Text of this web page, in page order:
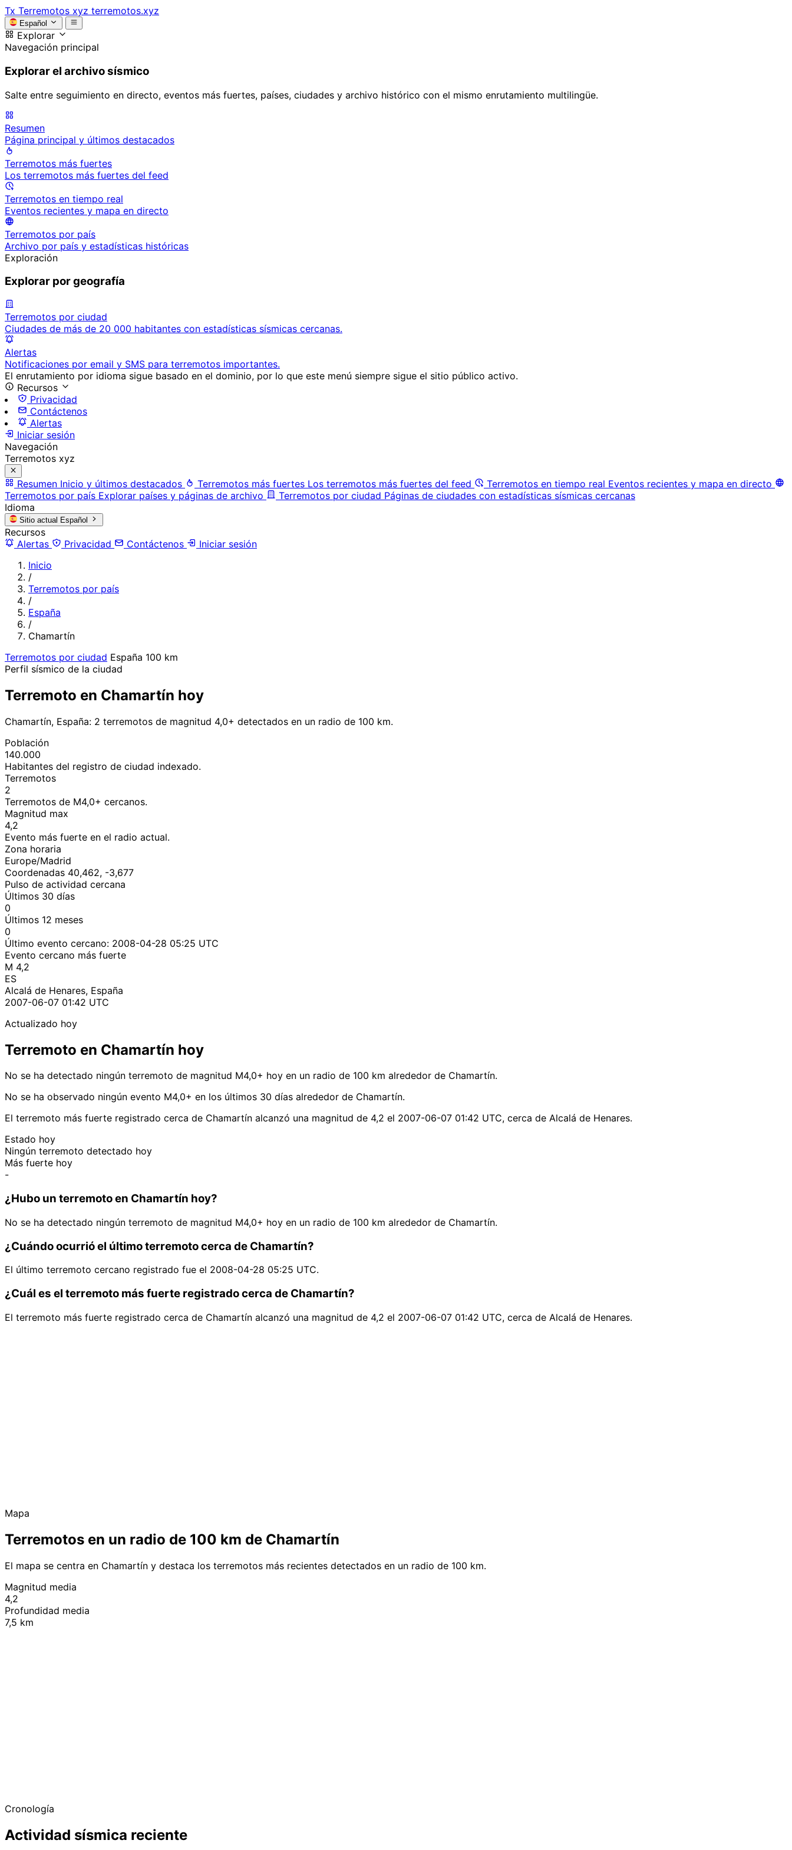
Tx Terremotos xyz terremotos.xyz
Español
Explorar
Navegación principal
Explorar el archivo sísmico
Salte entre seguimiento en directo, eventos más fuertes, países, ciudades y archivo histórico con el mismo enrutamiento multilingüe.
Resumen
Página principal y últimos destacados
Terremotos más fuertes
Los terremotos más fuertes del feed
Terremotos en tiempo real
Eventos recientes y mapa en directo
Terremotos por país
Archivo por país y estadísticas históricas
Exploración
Explorar por geografía
Terremotos por ciudad
Ciudades de más de 20 000 habitantes con estadísticas sísmicas cercanas.
Alertas
Notificaciones por email y SMS para terremotos importantes.
El enrutamiento por idioma sigue basado en el dominio, por lo que este menú siempre sigue el sitio público activo.
Recursos
Privacidad
Contáctenos
Alertas
Iniciar sesión
Navegación
Terremotos xyz
Resumen Inicio y últimos destacados Terremotos más fuertes Los terremotos más fuertes del feed Terremotos en tiempo real Eventos recientes y mapa en directo
Terremotos por país Explorar países y páginas de archivo Terremotos por ciudad Páginas de ciudades con estadísticas sísmicas cercanas
Idioma
Sitio actual Español
Recursos
Alertas
Privacidad Contáctenos
Iniciar sesión
Inicio
/
Terremotos por país
/
España
/
Chamartín
Terremotos por ciudad España 100 km
Perfil sísmico de la ciudad
Terremoto en Chamartín hoy
Chamartín, España: 2 terremotos de magnitud 4,0+ detectados en un radio de 100 km.
Población
140.000
Habitantes del registro de ciudad indexado.
Terremotos
2
Terremotos de M4,0+ cercanos.
Magnitud max
4,2
Evento más fuerte en el radio actual.
Zona horaria
Europe/Madrid
Coordenadas 40,462, -3,677
Pulso de actividad cercana
Últimos 30 días
0
Últimos 12 meses
0
Último evento cercano: 2008-04-28 05:25 UTC
Evento cercano más fuerte
M 4,2
ES
Alcalá de Henares, España
2007-06-07 01:42 UTC
Actualizado hoy
Terremoto en Chamartín hoy
No se ha detectado ningún terremoto de magnitud M4,0+ hoy en un radio de 100 km alrededor de Chamartín.
No se ha observado ningún evento M4,0+ en los últimos 30 días alrededor de Chamartín.
El terremoto más fuerte registrado cerca de Chamartín alcanzó una magnitud de 4,2 el 2007-06-07 01:42 UTC, cerca de Alcalá de Henares.
Estado hoy
Ningún terremoto detectado hoy
Más fuerte hoy
-
¿Hubo un terremoto en Chamartín hoy?
No se ha detectado ningún terremoto de magnitud M4,0+ hoy en un radio de 100 km alrededor de Chamartín.
¿Cuándo ocurrió el último terremoto cerca de Chamartín?
El último terremoto cercano registrado fue el 2008-04-28 05:25 UTC.
¿Cuál es el terremoto más fuerte registrado cerca de Chamartín?
El terremoto más fuerte registrado cerca de Chamartín alcanzó una magnitud de 4,2 el 2007-06-07 01:42 UTC, cerca de Alcalá de Henares.
Mapa
Terremotos en un radio de 100 km de Chamartín
El mapa se centra en Chamartín y destaca los terremotos más recientes detectados en un radio de 100 km.
Magnitud media
4,2
Profundidad media
7,5 km
Cronología
Actividad sísmica reciente